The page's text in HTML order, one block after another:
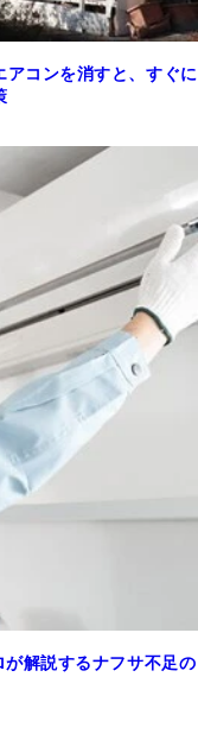
コンを消すと、すぐに
解説するナフサ不足の